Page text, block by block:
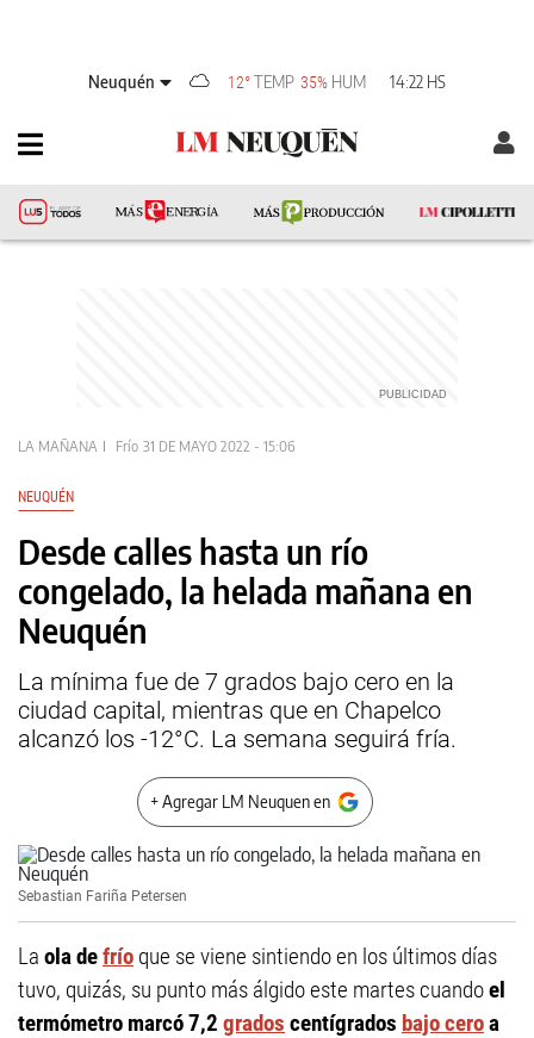
Neuquén 12° TEMP 35% HUM 14:22 HS
LA MAÑANA Frío 31 DE MAYO 2022 - 15:06
NEUQUÉN
Desde calles hasta un río
congelado, la helada mañana en
Neuquén
La mínima fue de 7 grados bajo cero en la
ciudad capital, mientras que en Chapelco
alcanzó los -12°C. La semana seguirá fría.
+ Agregar LM Neuquen en
Sebastian Fariña Petersen
La ola defrío que se viene sintiendo en los últimos días
tuvo, quizás, su punto más álgido este martes cuandoel
termómetro marcó 7,2 grados centígrados bajo ceroa